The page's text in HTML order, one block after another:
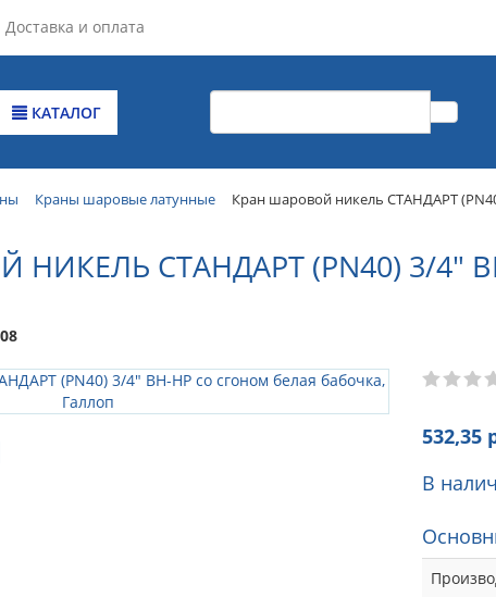
Доставка и оплата
КАТАЛОГ
Краны шаровые латунные Кран шаровой никель СТАНДАРТ
НИКЕЛЬ СТАНДАРТ (PN40) 3/4"
532,35
В